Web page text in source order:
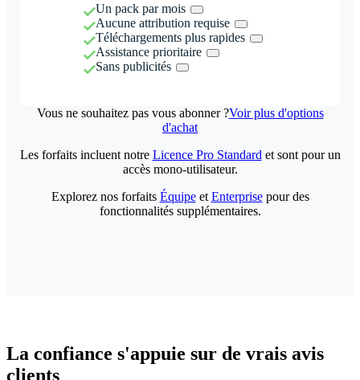
Un pack par mois
Aucune attribution requise
Téléchargements plus rapides
Assistance prioritaire
Sans publicités
Vous ne souhaitez pas vous abonner ?Voir plus d'options
d'achat
Les forfaits incluent notre Licence Pro Standard et sont pour un
accès mono-utilisateur.
Explorez nos forfaits Équipeet Enterprisepour des
fonctionnalités supplémentaires.
La confiance s'appuie sur de vrais avis
clients